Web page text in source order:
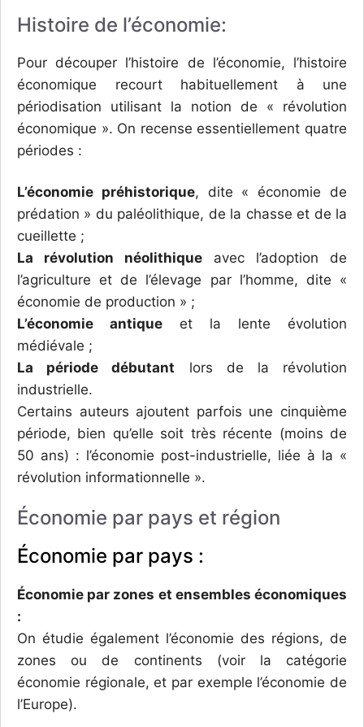
Histoire de l’économie:
Pour découper l’histoire de l’économie, l’histoire
économique recourt habituellement à une
périodisation utilisant la notion de « révolution
économique ». On recense essentiellement quatre
périodes :
L’économie préhistorique, dite « économie de
prédation » du paléolithique, de la chasse et de la
cueillette ;
La révolution néolithique avec l’adoption de
l’agriculture et de l’élevage par l’homme, dite «
économie de production » ;
L’économie antique et la lente évolution
médiévale ;
La période débutant lors de la révolution
industrielle.
Certains auteurs ajoutent parfois une cinquième
période, bien qu’elle soit très récente (moins de
50 ans) : l’économie post-industrielle, liée à la «
révolution informationnelle ».
Économie par pays et région
Économie par pays :
Économie par zones et ensembles économiques
:
On étudie également l’économie des régions, de
zones ou de continents (voir la catégorie
économie régionale, et par exemple l’économie de
l’Europe).